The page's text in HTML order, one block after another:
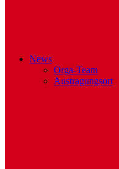
News
Orga-Team
Austragungsort